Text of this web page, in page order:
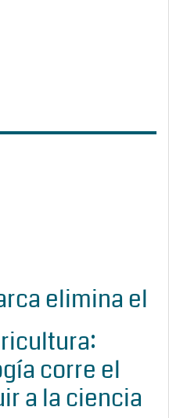
elimina el
corre el
a la ciencia